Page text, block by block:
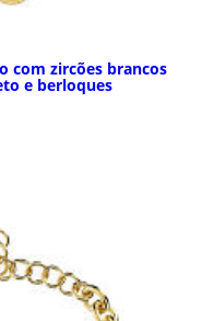
com zircões brancos
e berloques